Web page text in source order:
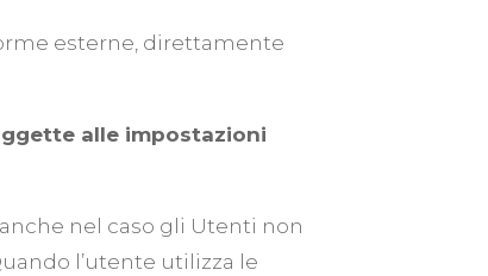
esterne, direttamente
alle impostazioni
nel caso gli Utenti non
l’utente utilizza le